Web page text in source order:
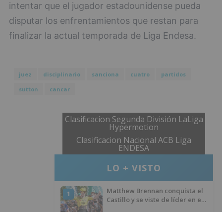
intentar que el jugador estadounidense pueda
disputar los enfrentamientos que restan para
finalizar la actual temporada de Liga Endesa.
juez disciplinario sanciona cuatro
partidos
sutton
cancar
Clasificacion Segunda División LaLiga
Hypermotion
Clasificacion Nacional ACB Liga
ENDESA
LO + VISTO
1
Matthew Brennan conquista el
Castillo y se viste de líder en el